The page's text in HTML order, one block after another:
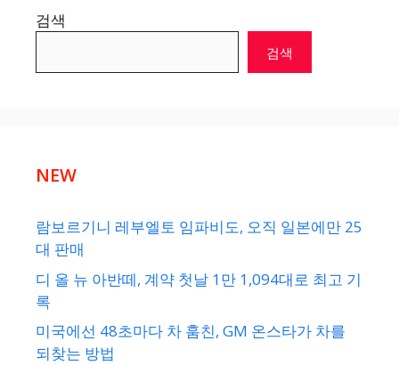
검색
검색
NEW
람보르기니 레부엘토 임파비도, 오직 일본에만 25
대 판매
디 올 뉴 아반떼, 계약 첫날 1만 1,094대로 최고 기
록
미국에선 48초마다 차 훔친, GM 온스타가 차를
되찾는 방법